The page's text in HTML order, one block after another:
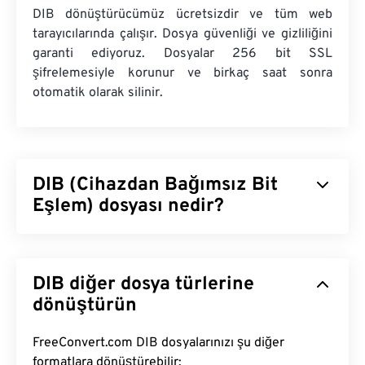
DIB dönüştürücümüz ücretsizdir ve tüm web
tarayıcılarında çalışır. Dosya güvenliği ve gizliliğini
garanti ediyoruz. Dosyalar 256 bit SSL
şifrelemesiyle korunur ve birkaç saat sonra
otomatik olarak silinir.
DIB (Cihazdan Bağımsız Bit
Eşlem) dosyası nedir?
BMP). DIB, pikselleri RGB renklerine dönüştüren
bir renk tablosu kullanarak bunu başarır. İki tür DIB
arasındaki temel fark, aşağıdan yukarıya DIB
sıkıştırılamazken, yukarıdan aşağıya sıkıştırılabilir
DIB diğer dosya türlerine
dönüştürün
FreeConvert.com DIB dosyalarınızı şu diğer